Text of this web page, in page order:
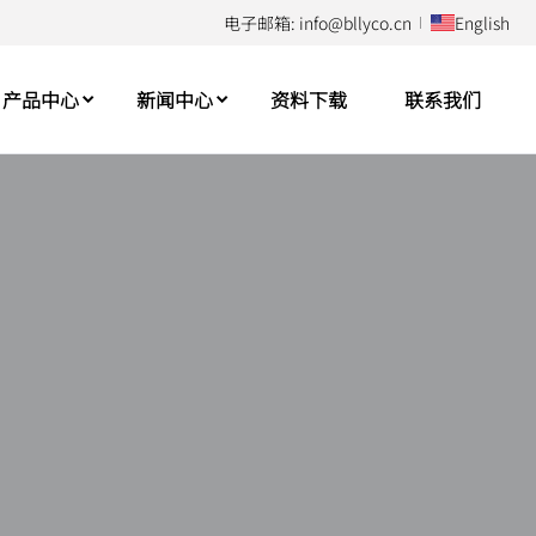
电子邮箱: info@bllyco.cn English
产品中心 新闻中心 资料下载 联系我们